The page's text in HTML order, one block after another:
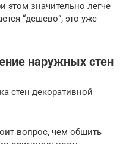
этом значительно легче
“дешево”, это уже
наружных стен
стен декоративной
вопрос, чем обшить